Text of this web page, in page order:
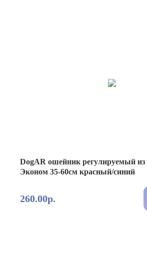
DogAR ошейник регулируемый из
Эконом 35-60см красный/синий
260.00р.